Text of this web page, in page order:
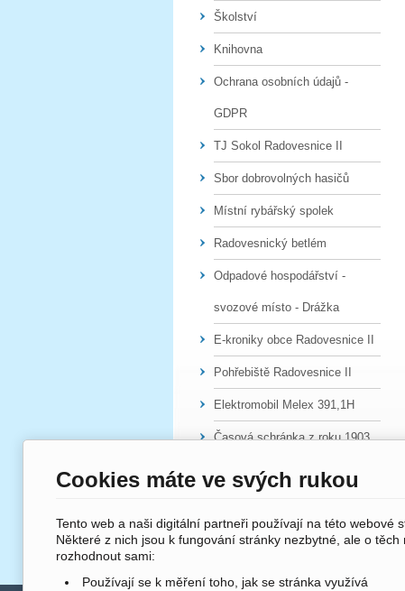
Školství
Knihovna
Ochrana osobních údajů -
GDPR
TJ Sokol Radovesnice II
Sbor dobrovolných hasičů
Místní rybářský spolek
Radovesnický betlém
Odpadové hospodářství -
svozové místo - Drážka
E-kroniky obce Radovesnice II
Pohřebiště Radovesnice II
Elektromobil Melex 391,1H
Časová schránka z roku 1903
Cookies máte ve svých rukou
Tento web a naši digitální partneři používají na této webové
Některé z nich jsou k fungování stránky nezbytné, ale o
rozhodnout sami:
Používají se k měření toho, jak se stránka využívá